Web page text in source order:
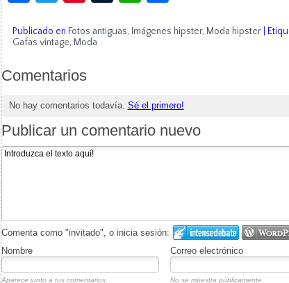
Publicado en Fotos antiguas, Imágenes hipster, Moda hipster|
Gafas vintage, Moda
Comentarios
No hay comentarios todavía. Sé el primero!
Publicar un comentario nuevo
Comenta como "invitado", o inicia sesión:
Nombre
Correo electrónico
Aparece junto a tus comentarios. No se muestra públicamente.